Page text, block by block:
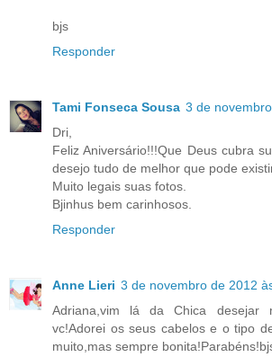
bjs
Responder
Tami Fonseca Sousa 3 de
Dri,
Feliz Aniversário!!!Que Deus cubra
desejo tudo de melhor que pode
Muito legais suas fotos.
Bjinhus bem carinhosos.
Responder
Anne Lieri 3 de novembro de 2012
Adriana,vim lá da Chica desejar
vc!Adorei os seus cabelos e o tipo
muito,mas sempre